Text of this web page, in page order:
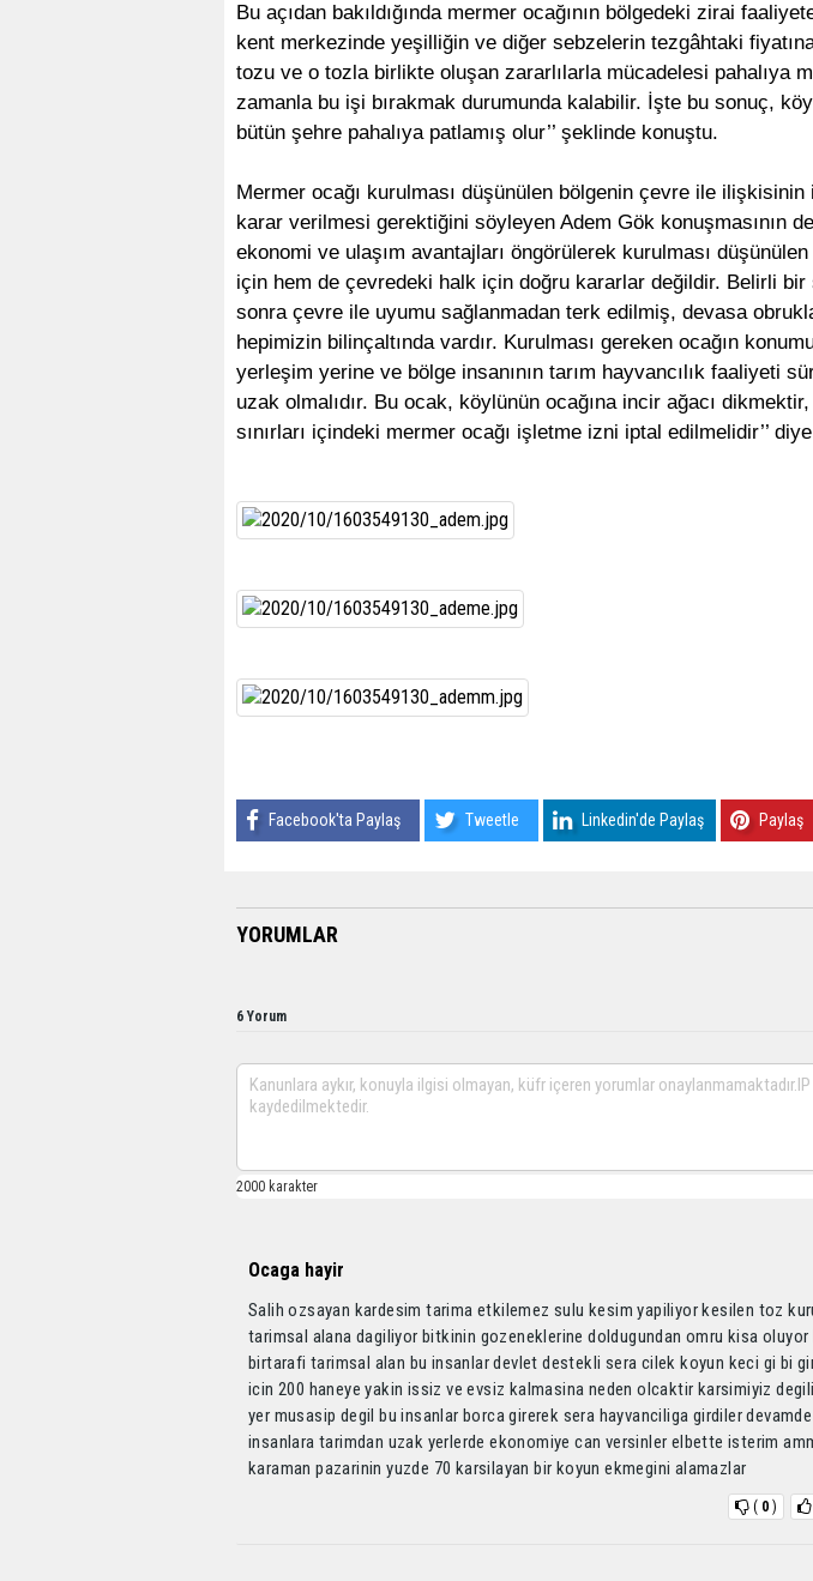
Bu açıdan bakıldığında mermer ocağının bölgedeki zirai
kent merkezinde yeşilliğin ve diğer sebzelerin tezgâhtaki
tozu ve o tozla birlikte oluşan zararlılarla mücadelesi pahalıya
zamanla bu işi bırakmak durumunda kalabilir. İşte bu sonuç,
bütün şehre pahalıya patlamış olur’’ şeklinde konuştu.
Mermer ocağı kurulması düşünülen bölgenin çevre ile ilişkisinin
karar verilmesi gerektiğini söyleyen Adem Gök konuşmasının
ekonomi ve ulaşım avantajları öngörülerek kurulması
için hem de çevredeki halk için doğru kararlar değildir. Belirli
sonra çevre ile uyumu sağlanmadan terk edilmiş, devasa
hepimizin bilinçaltında vardır. Kurulması gereken ocağın
yerleşim yerine ve bölge insanının tarım hayvancılık faaliyeti
uzak olmalıdır. Bu ocak, köylünün ocağına incir ağacı
sınırları içindeki mermer ocağı işletme izni iptal edilmelidir’’
Facebook'ta Paylaş Tweetle Linkedin'de Paylaş Paylaş
YORUMLAR
6 Yorum
Ocaga hayir
Salih ozsayan kardesim tarima etkilemez sulu kesim yapiliyor kesilen toz
tarimsal alana dagiliyor bitkinin gozeneklerine doldugundan omru kisa
birtarafi tarimsal alan bu insanlar devlet destekli sera cilek koyun keci gi bi
icin 200 haneye yakin issiz ve evsiz kalmasina neden olcaktir karsimiyiz
yer musasip degil bu insanlar borca girerek sera hayvanciliga girdiler
insanlara tarimdan uzak yerlerde ekonomiye can versinler elbette isterim
karaman pazarinin yuzde 70 karsilayan bir koyun ekmegini alamazlar
( 0 )